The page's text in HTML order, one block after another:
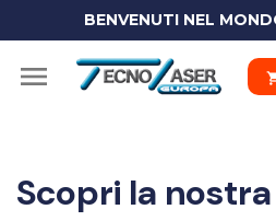
BENVENUTI NEL
shopping_cart
Scopri la